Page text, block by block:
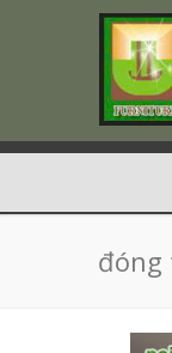
đóng